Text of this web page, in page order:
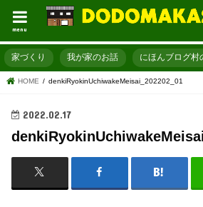
menu
家づくり 我が家のお話 にほんブログ村
HOME denkiRyokinUchiwakeMeisai_202202_01
2022.02.17